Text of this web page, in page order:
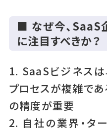
■ なぜ今、SaaS
に注目すべきか？
1. SaaSビジネスは
プロセスが複雑で
の精度が重要
2. 自社の業界・タ